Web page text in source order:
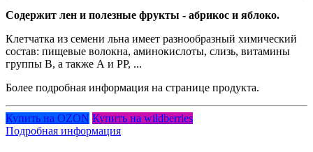
Содержит лен и полезные фрукты - абрикос и яблоко.
Клетчатка из семени льна имеет разнообразный химический
состав: пищевые волокна, аминокислоты, слизь, витамины
группы В, а также А и РР, ...
Более подробная информация на странице продукта.
Купить на OZON Купить на wildberries
Подробная информация